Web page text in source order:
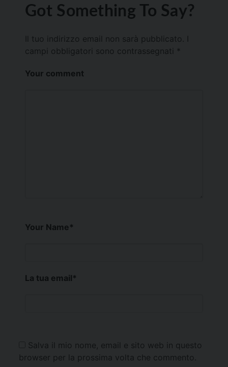
Got Something To Say?
Il tuo indirizzo email non sarà pubblicato.
campi obbligatori sono contrassegnati *
Your comment
Your Name*
La tua email*
Salva il mio nome, email e sito web in questo
browser per la prossima volta che commento.